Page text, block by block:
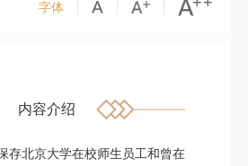
字体
内容介绍
存北京大学在校师生员工和曾在